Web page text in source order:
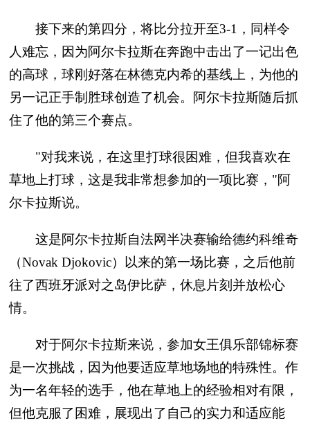
接下来的第四分，将比分拉开至3-1，同样令
人难忘，因为阿尔卡拉斯在奔跑中击出了一记出色
的高球，球刚好落在林德克内希的基线上，为他的
另一记正手制胜球创造了机会。阿尔卡拉斯随后抓
住了他的第三个赛点。
"对我来说，在这里打球很困难，但我喜欢在
草地上打球，这是我非常想参加的一项比赛，"阿
尔卡拉斯说。
这是阿尔卡拉斯自法网半决赛输给德约科维奇
（Novak Djokovic）以来的第一场比赛，之后他前
往了西班牙派对之岛伊比萨，休息片刻并放松心
情。
对于阿尔卡拉斯来说，参加女王俱乐部锦标赛
是一次挑战，因为他要适应草地场地的特殊性。作
为一名年轻的选手，他在草地上的经验相对有限，
但他克服了困难，展现出了自己的实力和适应能